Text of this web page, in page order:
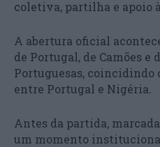
coletiva, partilha e apoio
A abertura oficial
de Portugal, de Camões e
Portuguesas, coincidindo
entre Portugal e Nigéria.
Antes da partida,
um momento